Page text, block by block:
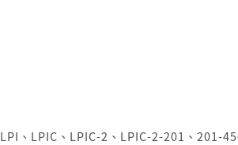
LPI 、 LPIC 、 LPIC-2 、 LPIC-2-201 、 201-